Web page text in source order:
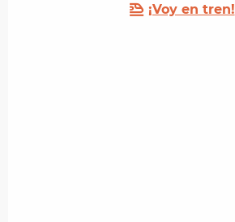
¡Voy en tren!